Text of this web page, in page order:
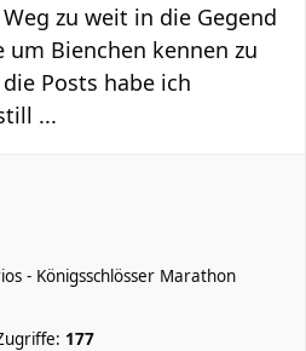
zu weit in die Gegend
um Bienchen kennen zu
Posts habe ich
...
- Königsschlösser Marathon
177